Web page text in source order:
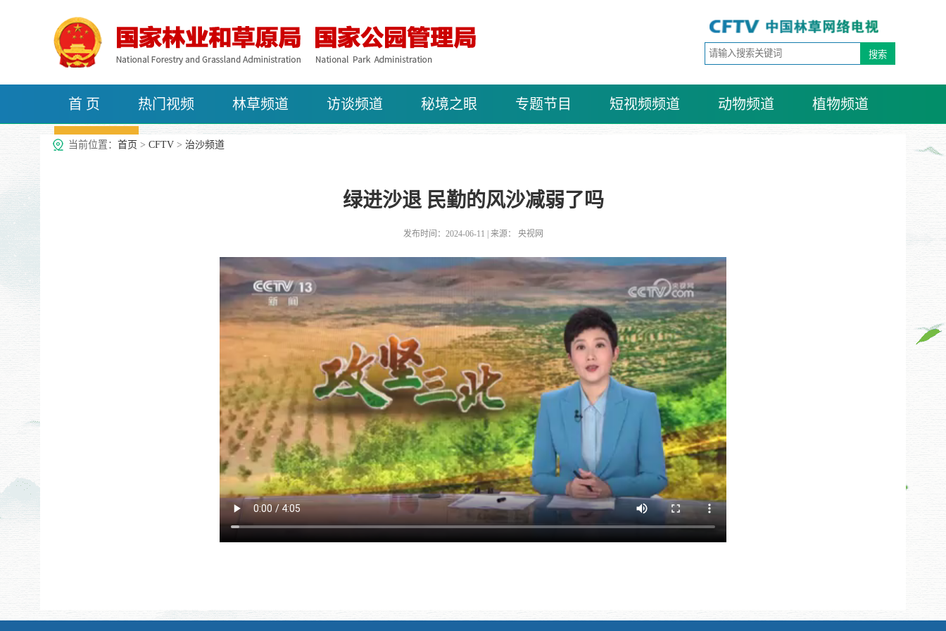
首 页 热门视频 林草频道 访谈频道 秘境之眼 专题节目 短视频频道 动物频道 植物频道
治沙频道
当前位置： 首页 > CFTV > 治沙频道
绿进沙退 民勤的风沙减弱了吗
发布时间：2024-06-11 | 来源： 央视网